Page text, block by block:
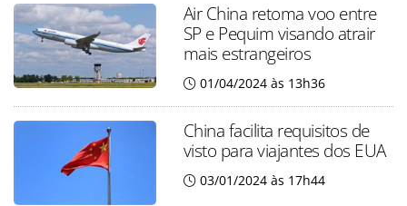
Air China retoma voo entre
SP e Pequim visando atrair
mais estrangeiros
01/04/2024 às 13h36
China facilita requisitos de
visto para viajantes dos EUA
03/01/2024 às 17h44